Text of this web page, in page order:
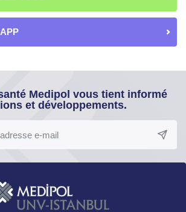
Medipol vous tient informé
et développements.